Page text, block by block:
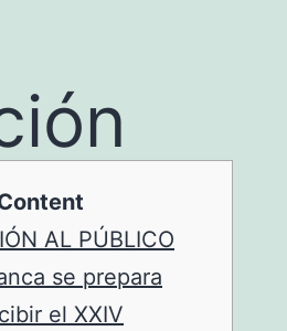
AL PÚBLICO
se prepara
el XXIV